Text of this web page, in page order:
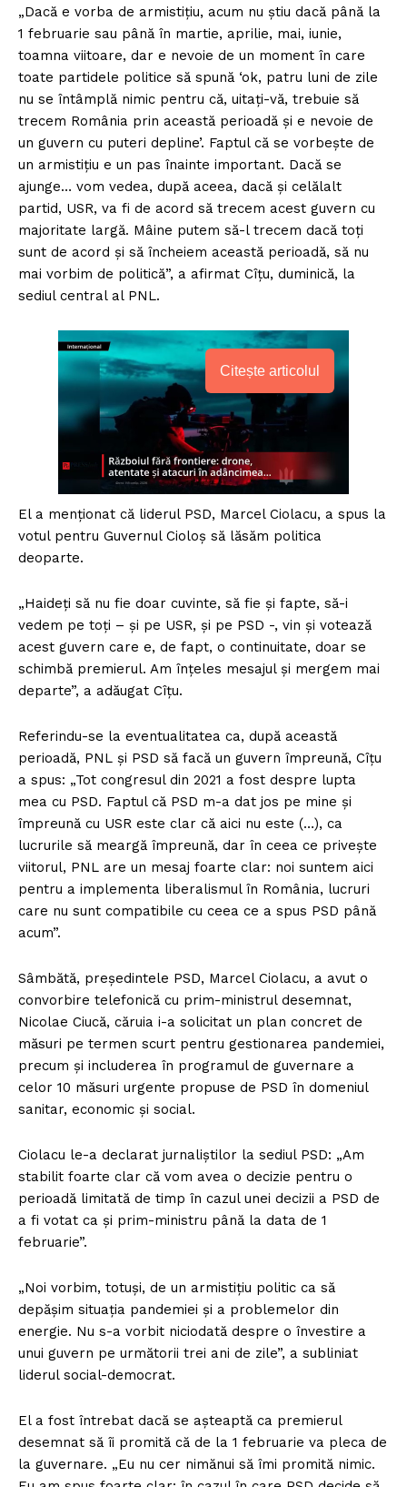
„Dacă e vorba de armistiţiu, acum nu ştiu dacă până la
1 februarie sau până în martie, aprilie, mai, iunie,
toamna viitoare, dar e nevoie de un moment în care
toate partidele politice să spună ‘ok, patru luni de zile
nu se întâmplă nimic pentru că, uitaţi-vă, trebuie să
trecem România prin această perioadă şi e nevoie de
un guvern cu puteri depline’. Faptul că se vorbeşte de
un armistiţiu e un pas înainte important. Dacă se
ajunge… vom vedea, după aceea, dacă şi celălalt
partid, USR, va fi de acord să trecem acest guvern cu
majoritate largă. Mâine putem să-l trecem dacă toţi
sunt de acord şi să încheiem această perioadă, să nu
mai vorbim de politică”, a afirmat Cîţu, duminică, la
sediul central al PNL.
Citește articolul
El a menţionat că liderul PSD, Marcel Ciolacu, a spus la
votul pentru Guvernul Cioloş să lăsăm politica
deoparte.
„Haideţi să nu fie doar cuvinte, să fie şi fapte, să-i
vedem pe toţi – şi pe USR, şi pe PSD -, vin şi votează
acest guvern care e, de fapt, o continuitate, doar se
schimbă premierul. Am înţeles mesajul şi mergem mai
departe”, a adăugat Cîţu.
Referindu-se la eventualitatea ca, după această
perioadă, PNL şi PSD să facă un guvern împreună, Cîţu
a spus: „Tot congresul din 2021 a fost despre lupta
mea cu PSD. Faptul că PSD m-a dat jos pe mine şi
împreună cu USR este clar că aici nu este (…), ca
lucrurile să meargă împreună, dar în ceea ce priveşte
viitorul, PNL are un mesaj foarte clar: noi suntem aici
pentru a implementa liberalismul în România, lucruri
care nu sunt compatibile cu ceea ce a spus PSD până
acum”.
Sâmbătă, preşedintele PSD, Marcel Ciolacu, a avut o
convorbire telefonică cu prim-ministrul desemnat,
Nicolae Ciucă, căruia i-a solicitat un plan concret de
măsuri pe termen scurt pentru gestionarea pandemiei,
precum şi includerea în programul de guvernare a
celor 10 măsuri urgente propuse de PSD în domeniul
sanitar, economic şi social.
Ciolacu le-a declarat jurnaliştilor la sediul PSD: „Am
stabilit foarte clar că vom avea o decizie pentru o
perioadă limitată de timp în cazul unei decizii a PSD de
a fi votat ca şi prim-ministru până la data de 1
februarie”.
„Noi vorbim, totuşi, de un armistiţiu politic ca să
depăşim situaţia pandemiei şi a problemelor din
energie. Nu s-a vorbit niciodată despre o învestire a
unui guvern pe următorii trei ani de zile”, a subliniat
liderul social-democrat.
El a fost întrebat dacă se aşteaptă ca premierul
desemnat să îi promită că de la 1 februarie va pleca de
la guvernare. „Eu nu cer nimănui să îmi promită nimic.